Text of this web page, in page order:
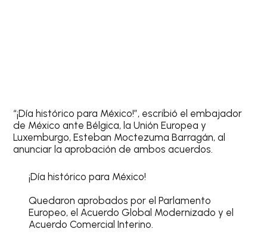
“¡Día histórico para México!”, escribió el embajador
de México ante Bélgica, la Unión Europea y
Luxemburgo, Esteban Moctezuma Barragán, al
anunciar la aprobación de ambos acuerdos.
¡Día histórico para México!
Quedaron aprobados por el Parlamento
Europeo, el Acuerdo Global Modernizado y el
Acuerdo Comercial Interino.